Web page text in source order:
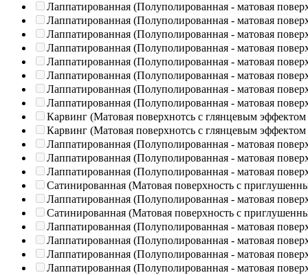
Лаппатированная (Полуполированная - матовая
Лаппатированная (Полуполированная - матовая
Лаппатированная (Полуполированная - матовая
Лаппатированная (Полуполированная - матовая
Лаппатированная (Полуполированная - матовая
Лаппатированная (Полуполированная - матовая
Лаппатированная (Полуполированная - матовая
Лаппатированная (Полуполированная - матовая
Карвинг (Матовая поверхнотсь с глянцевым эффектом
Карвинг (Матовая поверхнотсь с глянцевым эффектом
Лаппатированная (Полуполированная - матовая
Лаппатированная (Полуполированная - матовая
Лаппатированная (Полуполированная - матовая
Сатинированная (Матовая поверхность с
Лаппатированная (Полуполированная - матовая
Сатинированная (Матовая поверхность с
Лаппатированная (Полуполированная - матовая
Лаппатированная (Полуполированная - матовая
Лаппатированная (Полуполированная - матовая
Лаппатированная (Полуполированная - матовая